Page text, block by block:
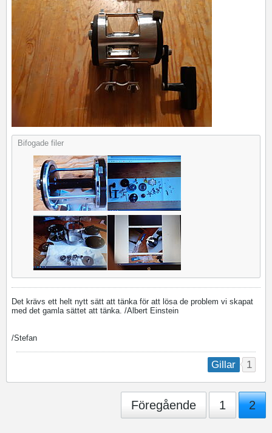
Bifogade filer
Det krävs ett helt nytt sätt att tänka för att lösa de problem vi skapat
med det gamla sättet att tänka. /Albert Einstein
/Stefan
Gillar 1
Föregående 1 2